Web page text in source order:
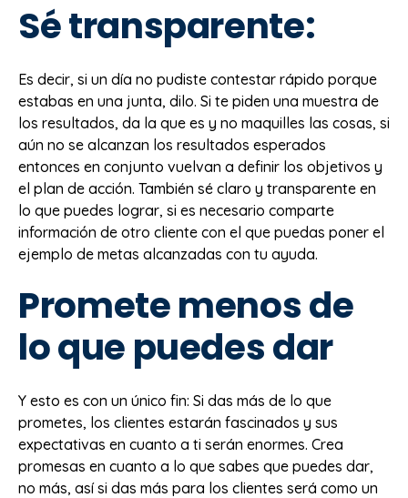
Sé transparente:
Es decir, si un día no pudiste contestar rápido porque
estabas en una junta, dilo. Si te piden una muestra de
los resultados, da la que es y no maquilles las cosas, si
aún no se alcanzan los resultados esperados
entonces en conjunto vuelvan a definir los objetivos y
el plan de acción. También sé claro y transparente en
lo que puedes lograr, si es necesario comparte
información de otro cliente con el que puedas poner el
ejemplo de metas alcanzadas con tu ayuda.
Promete menos de
lo que puedes dar
Y esto es con un único fin: Si das más de lo que
prometes, los clientes estarán fascinados y sus
expectativas en cuanto a ti serán enormes. Crea
promesas en cuanto a lo que sabes que puedes dar,
no más, así si das más para los clientes será como un